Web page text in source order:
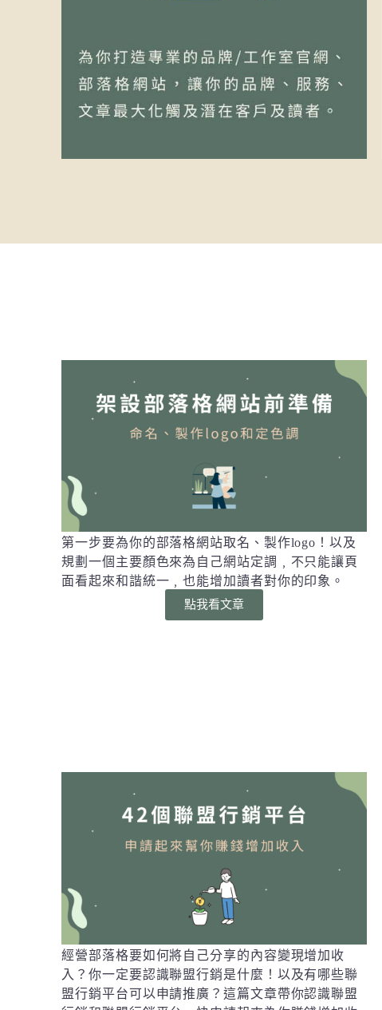
第一步要為你的部落格網站取名、製作logo！以及
規劃一個主要顏色來為自己網站定調﹐不只能讓頁
面看起來和諧統一﹐也能增加讀者對你的印象。
點我看文章
經營部落格要如何將自己分享的內容變現增加收
入？你一定要認識聯盟行銷是什麼！以及有哪些聯
盟行銷平台可以申請推廣？這篇文章帶你認識聯盟